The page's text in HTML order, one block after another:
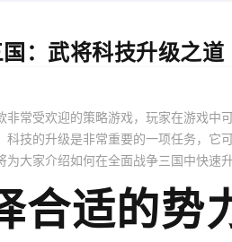
：武将科技升级之道
非常受欢迎的策略游戏，玩家在游戏中
科技的升级是非常重要的一项任务，它
为大家介绍如何在全面战争三国中快速
合适的势